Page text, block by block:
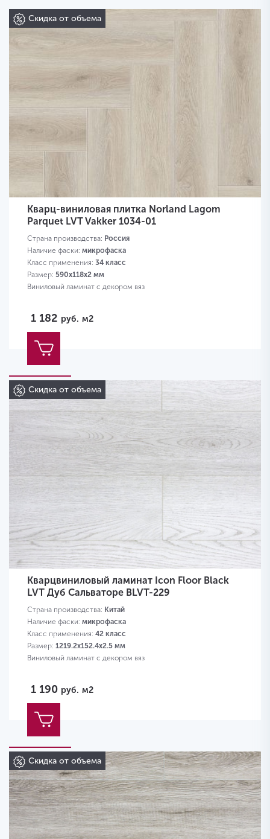
Скидка от объема
Кварц-виниловая плитка Norland Lagom
Parquet LVT Vakker 1034-01
Страна производства: Россия
Наличие фаски: микрофаска
Класс применения: 34 класс
Размер: 590х118х2 мм
Виниловый ламинат с декором вяз
1 182 руб. м2
Скидка от объема
Кварцвиниловый ламинат Icon Floor Black
LVT Дуб Сальваторе BLVT-229
Страна производства: Китай
Наличие фаски: микрофаска
Класс применения: 42 класс
Размер: 1219.2х152.4х2.5 мм
Виниловый ламинат с декором вяз
1 190 руб. м2
Скидка от объема